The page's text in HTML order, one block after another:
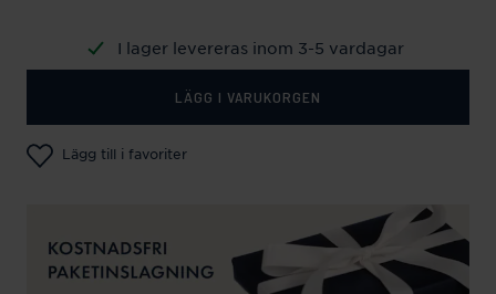
I lager levereras inom 3-5 vardagar
LÄGG I VARUKORGEN
Lägg till i favoriter